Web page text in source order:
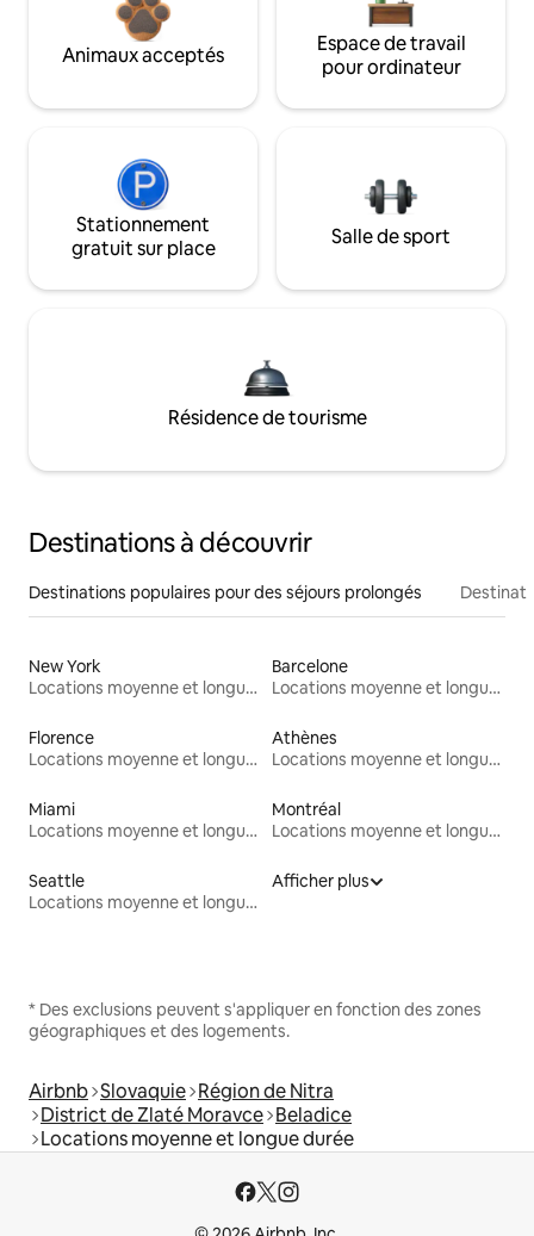
Animaux acceptés
Espace de travail
pour ordinateur
Stationnement
gratuit sur place
Salle de sport
Résidence de tourisme
Destinations à découvrir
Destinations populaires pour des séjours prolongés
New York
Locations moyenne et longue durée
Barcelone
Locations moyenne et longue durée
Florence
Locations moyenne et longue durée
Athènes
Locations moyenne et longue durée
Miami
Locations moyenne et longue durée
Montréal
Locations moyenne et longue durée
Seattle
Locations moyenne et longue durée
Afficher plus
* Des exclusions peuvent s'appliquer en fonction des zones
géographiques et des logements.
Airbnb Slovaquie Région de Nitra
District de Zlaté Moravce Beladice
Locations moyenne et longue durée